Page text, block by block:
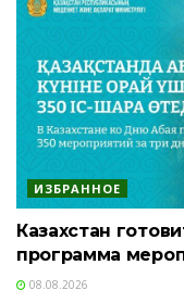
ИЗБРАННОЕ
Казахстан
программа
08.08.2026